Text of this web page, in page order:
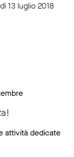
13 luglio 2018
attività dedicate